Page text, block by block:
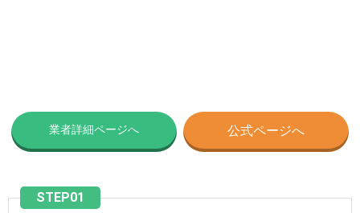
業者詳細ページへ 公式ページへ
STEP01